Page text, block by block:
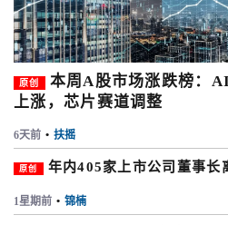
原创
本周A股市场涨跌榜：
上涨，芯片赛道调整
6天前 • 扶摇
原创 年内405家上市公司董事长
1星期前 • 锦楠